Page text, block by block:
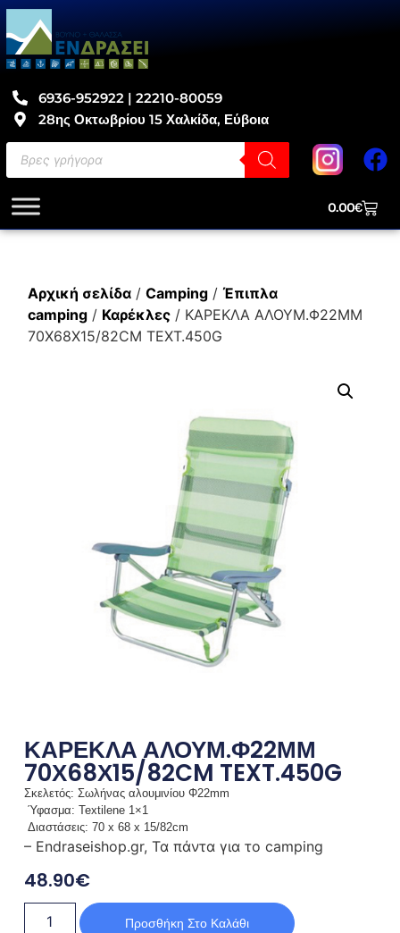
6936-952922 | 22210-80059
28ης Οκτωβρίου 15 Χαλκίδα, Εύβοια
0.00€
Αρχική σελίδα/ Camping/ Έπιπλα
camping/ Καρέκλες/ ΚΑΡΕΚΛΑ ΑΛΟΥΜ.Φ22ΜΜ
70Χ68Χ15/82CM TEXT.450G
ΚΑΡΕΚΛΑ ΑΛΟΥΜ.Φ22ΜΜ
70Χ68Χ15/82CM TEXT.450G
Σκελετός: Σωλήνας αλουμινίου Φ22mm
Ύφασμα: Textilene 1×1
Διαστάσεις: 70 x 68 x 15/82cm
– Endraseishop.gr, Τα πάντα για το camping
48.90€
Προσθήκη Στο Καλάθι